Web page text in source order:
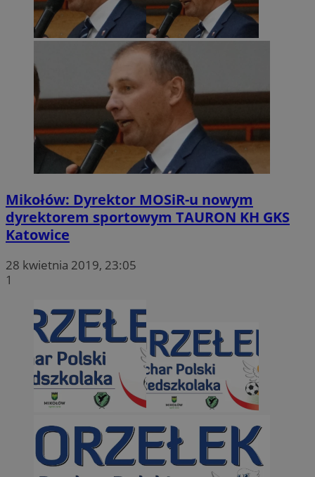
Mikołów: Dyrektor MOSiR-u nowym
dyrektorem sportowym TAURON KH GKS
Katowice
28 kwietnia 2019, 23:05
1